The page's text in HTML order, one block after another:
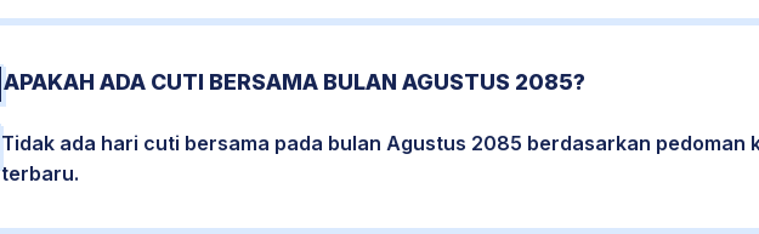
APAKAH ADA CUTI BERSAMA BULAN AGUSTUS 2085?
Tidak ada hari cuti bersama pada bulan Agustus 2085 berdasarkan pedoman
terbaru.